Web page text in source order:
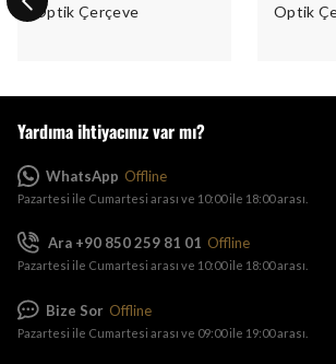
Optik Çerçeve
Optik
Yardıma ihtiyacınız var mı?
WhatsApp Offline
Pazartesi ile Cumartesi arası ve 10:00 ile 18:00 arası.
Ara +90 850 259 81 01 Offline
Pazartesi ile Cumartesi arası ve 10:00 ile 18:00 arası.
Bize Sor Offline
Pazartesi ile Cumartesi arası ve 09:00 ile 19:00 arası.